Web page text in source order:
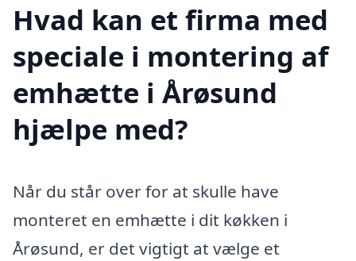
Hvad kan et firma med
speciale i montering af
emhætte i Årøsund
hjælpe med?
Når du står over for at skulle have
monteret en emhætte i dit køkken i
Årøsund, er det vigtigt at vælge et